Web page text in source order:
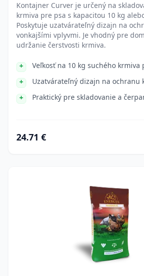
Kontajner Curver je určený na
krmiva pre psa s kapacitou 10 kg
Poskytuje uzatvárateľný dizajn na
vonkajšími vplyvmi. Je vhodný pre
udržanie čerstvosti krmiva.
Veľkosť na 10 kg suchého krmiva
Uzatvárateľný dizajn na ochranu
Praktický pre skladovanie a
24.71 €